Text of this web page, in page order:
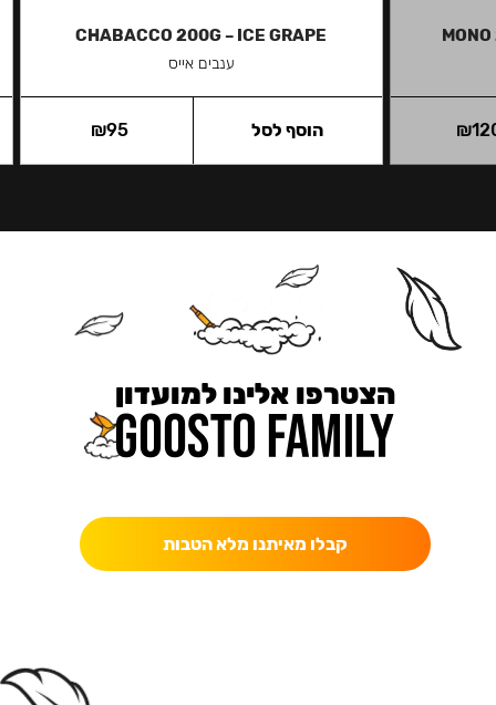
₪
CHABACCO 200G – ICE GRAPE
ענבים אייס
₪95 הוסף לסל
הצטרפו אלינו למועדון
קבלו מאיתנו מלא הטבות